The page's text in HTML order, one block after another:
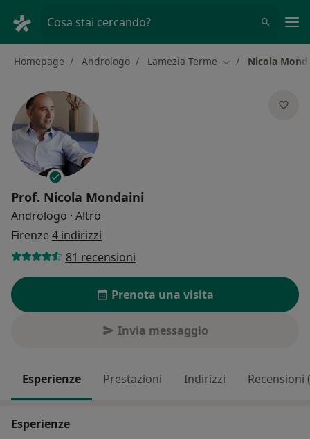
Cosa stai cercando?
Homepage Andrologo Lamezia Terme Cambia città
Nicola
Prof. Nicola Mondaini
Andrologo · Altro
Firenze 4 indirizzi
81 recensioni
Prenota una visita
Invia messaggio
Esperienze Prestazioni Indirizzi Recensioni
Esperienze